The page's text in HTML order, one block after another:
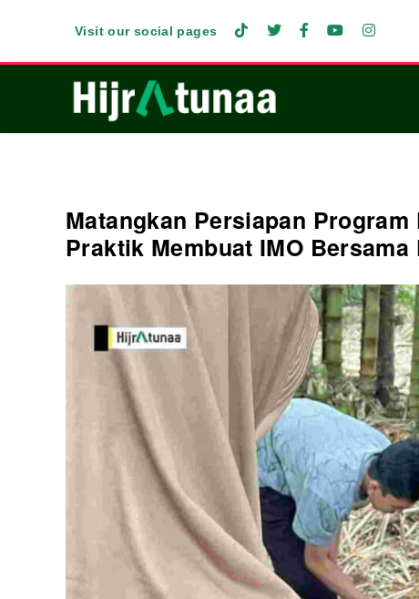
Visit our social pages
Matangkan Persiapan
Praktik Membuat IMO Bersama